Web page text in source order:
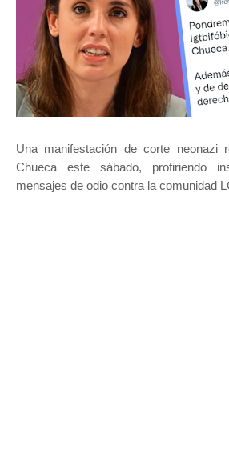
Una manifestación de corte neonazi
Chueca este sábado, profiriendo
mensajes de odio contra la comunidad